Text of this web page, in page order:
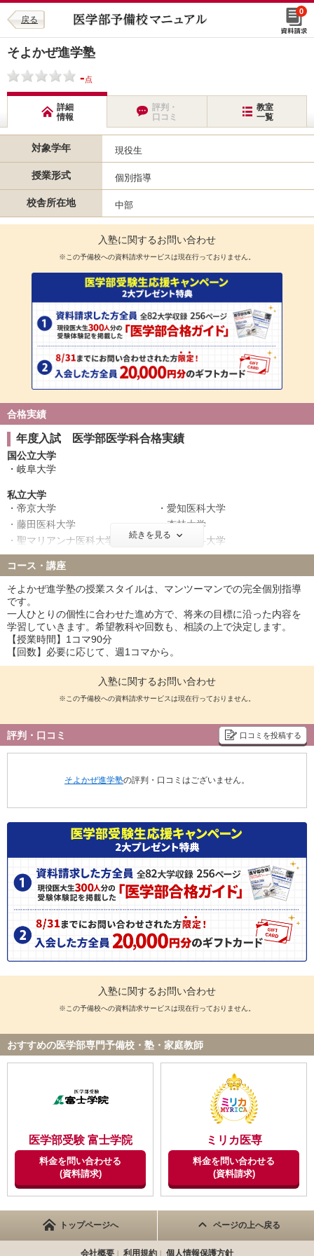
戻る
0
そよかぜ進学塾
-点
詳細
情報
評判・
口コミ
教室
一覧
対象学年 現役生
授業形式 個別指導
校舎所在地 中部
入塾に関するお問い合わせ
※この予備校への資料請求サービスは現在行っておりません。
合格実績
年度入試 医学部医学科合格実績
国公立大学
岐阜大学
私立大学
帝京大学
愛知医科大学
藤田医科大学
杏林大学
聖マリアンナ医科大学
金沢医科大学
獨協医科大学
続きを見る
コース・講座
そよかぜ進学塾の授業スタイルは、マンツーマンでの完全個別指導
です。
一人ひとりの個性に合わせた進め方で、将来の目標に沿った内容を
学習していきます。希望教科や回数も、相談の上で決定します。
【授業時間】1コマ90分
【回数】必要に応じて、週1コマから。
入塾に関するお問い合わせ
※この予備校への資料請求サービスは現在行っておりません。
評判・口コミ 口コミを投稿する
そよかぜ進学塾の評判・口コミはございません。
入塾に関するお問い合わせ
※この予備校への資料請求サービスは現在行っておりません。
おすすめの医学部専門予備校・塾・家庭教師
医学部受験 富士学院
料金を問い合わせる
(資料請求)
ミリカ医専
料金を問い合わせる
(資料請求)
トップページへ ページの上へ戻る
会社概要 利用規約 個人情報保護方針